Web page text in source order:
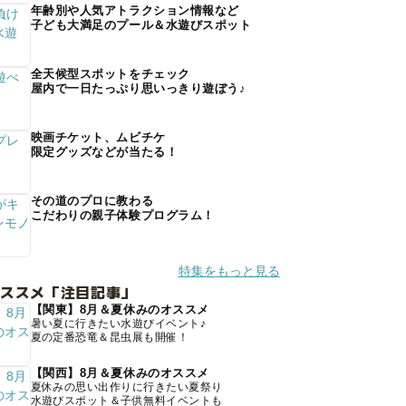
年齢別や人気アトラクション情報など
子ども大満足のプール＆水遊びスポット
全天候型スポットをチェック
屋内で一日たっぷり思いっきり遊ぼう♪
映画チケット、ムビチケ
限定グッズなどが当たる！
その道のプロに教わる
こだわりの親子体験プログラム！
特集をもっと見る
スメ「注目記事」
【関東】8月＆夏休みのオススメ
暑い夏に行きたい水遊びイベント♪
夏の定番恐竜＆昆虫展も開催！
【関西】8月＆夏休みのオススメ
夏休みの思い出作りに行きたい夏祭り
水遊びスポット＆子供無料イベントも